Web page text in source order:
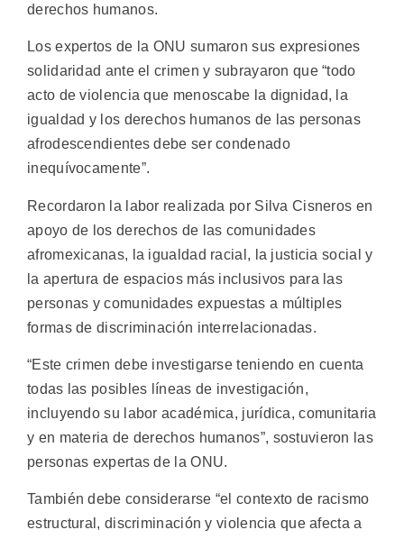
derechos humanos.
Los expertos de la ONU sumaron sus expresiones
solidaridad ante el crimen y subrayaron que “todo
acto de violencia que menoscabe la dignidad, la
igualdad y los derechos humanos de las personas
afrodescendientes debe ser condenado
inequívocamente”.
Recordaron la labor realizada por Silva Cisneros en
apoyo de los derechos de las comunidades
afromexicanas, la igualdad racial, la justicia social y
la apertura de espacios más inclusivos para las
personas y comunidades expuestas a múltiples
formas de discriminación interrelacionadas.
“Este crimen debe investigarse teniendo en cuenta
todas las posibles líneas de investigación,
incluyendo su labor académica, jurídica, comunitaria
y en materia de derechos humanos”, sostuvieron las
personas expertas de la ONU.
También debe considerarse “el contexto de racismo
estructural, discriminación y violencia que afecta a